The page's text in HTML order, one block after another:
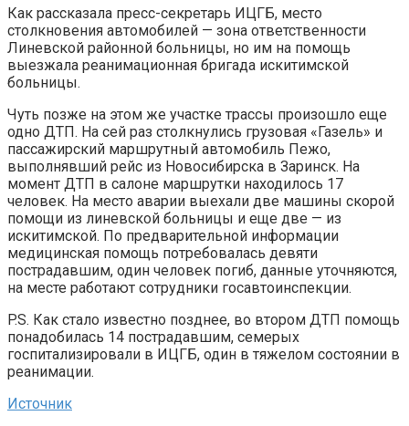
Как рассказала пресс-секретарь ИЦГБ, место
столкновения автомобилей — зона ответственности
Линевской районной больницы, но им на помощь
выезжала реанимационная бригада искитимской
больницы.
Чуть позже на этом же участке трассы произошло еще
одно ДТП. На сей раз столкнулись грузовая «Газель» и
пассажирский маршрутный автомобиль Пежо,
выполнявший рейс из Новосибирска в Заринск. На
момент ДТП в салоне маршрутки находилось 17
человек. На место аварии выехали две машины скорой
помощи из линевской больницы и еще две — из
искитимской. По предварительной информации
медицинская помощь потребовалась девяти
пострадавшим, один человек погиб, данные уточняются,
на месте работают сотрудники госавтоинспекции.
P.S. Как стало известно позднее, во втором ДТП помощь
понадобилась 14 пострадавшим, семерых
госпитализировали в ИЦГБ, один в тяжелом состоянии в
реанимации.
Источник